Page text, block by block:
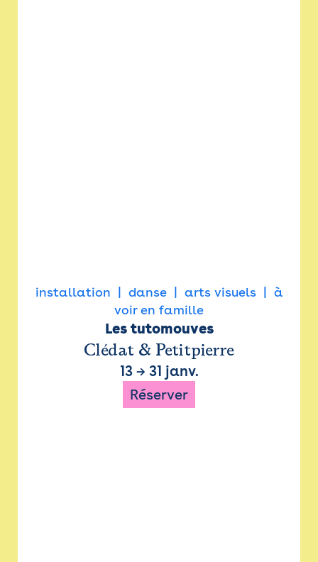
installation danse arts visuels
à
voir en famille
Les tutomouves
Clédat & Petitpierre
13→ 31 janv.
Réserver